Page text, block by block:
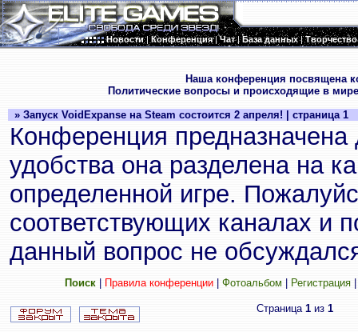
Новости|Конференция|Чат|База данных|Творчество
Наша конференция посвящена
Политические вопросы и происходящие в
» Запуск VoidExpanse на Steam состоится 2 апреля! | страница 1
Конференция
удобства она разделена на
определенной игре.
соответствующих каналах и
данный вопрос не
Поиск| Правила конференции| Фотоальбом Регистрация
Страница 1из 1